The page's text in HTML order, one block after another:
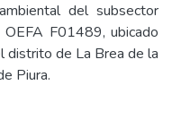
del subsector
OEFA F01489, ubicado
distrito de La Brea de la
Piura.